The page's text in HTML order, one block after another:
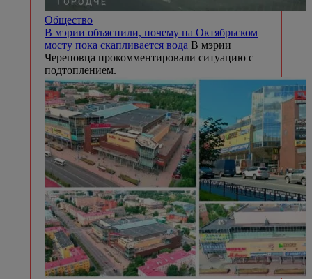
Общество
В мэрии объяснили, почему на Октябрьском
мосту пока скапливается вода В мэрии
Череповца прокомментировали ситуацию с
подтоплением.